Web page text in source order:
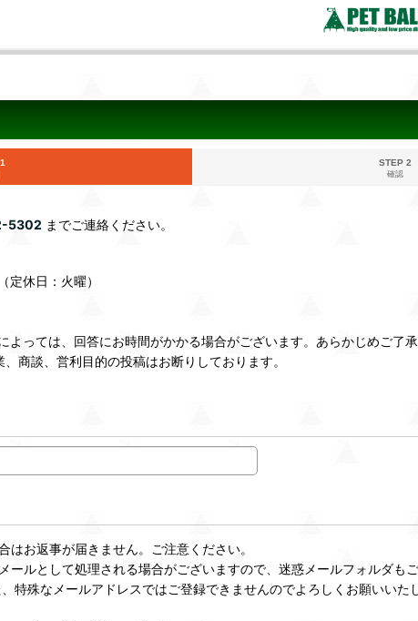
STEP 2
確認
5302 までご連絡ください。
休日：火曜）
よっては、回答にお時間がかかる場合がございます。あらかじめご了承
商談、営利目的の投稿はお断りしております。
はお返事が届きません。ご注意ください。
ールとして処理される場合がございますので、迷惑メールフォルダもご
特殊なメールアドレスではご登録できませんのでよろしくお願いいた